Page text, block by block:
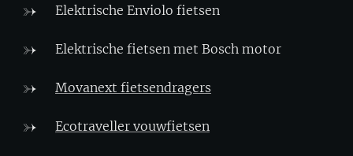
Elektrische Enviolo fietsen
Elektrische fietsen met Bosch motor
Movanext fietsendragers
Ecotraveller vouwfietsen